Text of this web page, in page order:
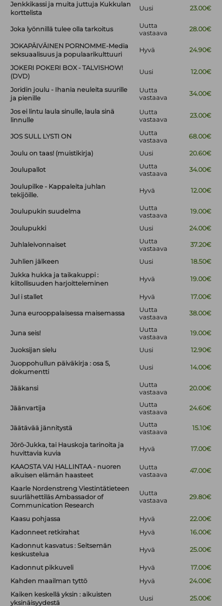
Jenkkikassi ja muita juttuja Kukkulan
korttelista
Uusi 23.00€
Joka lyönnillä tulee olla tarkoitus
Uutta
vastaava
28.00€
JOKAPÄIVÄINEN PORNOMME-Media
seksuaalisuus ja populaarikulttuuri
Hyvä 24.90€
JOKERI POKERI BOX - TALVISHOW!
(DVD)
Uusi 12.00€
Joridin joulu - Ihania neuleita suurille
ja pienille
Uutta
vastaava
34.00€
Jos ei lintu laula sinulle, laula sinä
linnulle
Uutta
vastaava
23.00€
JOS SULL LYSTI ON
Uutta
vastaava
68.00€
Joulu on taas! (muistikirja) Uusi 20.60€
Joulupallot
Uutta
vastaava
34.00€
Joulupilke - Kappaleita juhlan
tekijöille.
Hyvä 12.00€
Joulupukin suudelma
Uutta
vastaava
19.00€
Joulupukki Uusi 24.00€
Juhlaleivonnaiset
Uutta
vastaava
37.20€
Juhlien jälkeen Uusi
18.50€
Jukka hukka ja taikakuppi :
kiitollisuuden harjoitteleminen
Hyvä 19.00€
Jul i stallet Hyvä 17.00€
Juna eurooppalaisessa maisemassa
Uutta
vastaava
38.00€
Juna seis!
Uutta
vastaava
19.00€
Juoksijan sielu Uusi
12.90€
Juoppohullun päiväkirja : osa 5,
dokumentti
Uusi 14.00€
Jääkansi
Uutta
vastaava
20.00€
Jäänvartija
Uutta
vastaava
24.60€
Jäätävää jännitystä
Uutta
vastaava
15.10€
Jörö-Jukka, tai Hauskoja tarinoita ja
huvittavia kuvia
Hyvä 17.00€
KAAOSTA VAI HALLINTAA - nuoren
aikuisen elämän haasteet
Uutta
vastaava
47.00€
Kaarle Nordenstreng Viestintätieteen
suurlähettiläs Ambassador of
Communication Research
Uutta
vastaava
29.80€
Kaasu pohjassa Hyvä
22.00€
Kadonneet retkirahat
Hyvä
16.00€
Kadonnut kasvatus : Seitsemän
keskustelua
Hyvä 25.00€
Kadonnut pikkuveli Hyvä
17.00€
Kahden maailman tyttö
Hyvä
24.00€
Kaiken keskellä yksin : aikuisten
yksinäisyydestä
Uusi 25.00€